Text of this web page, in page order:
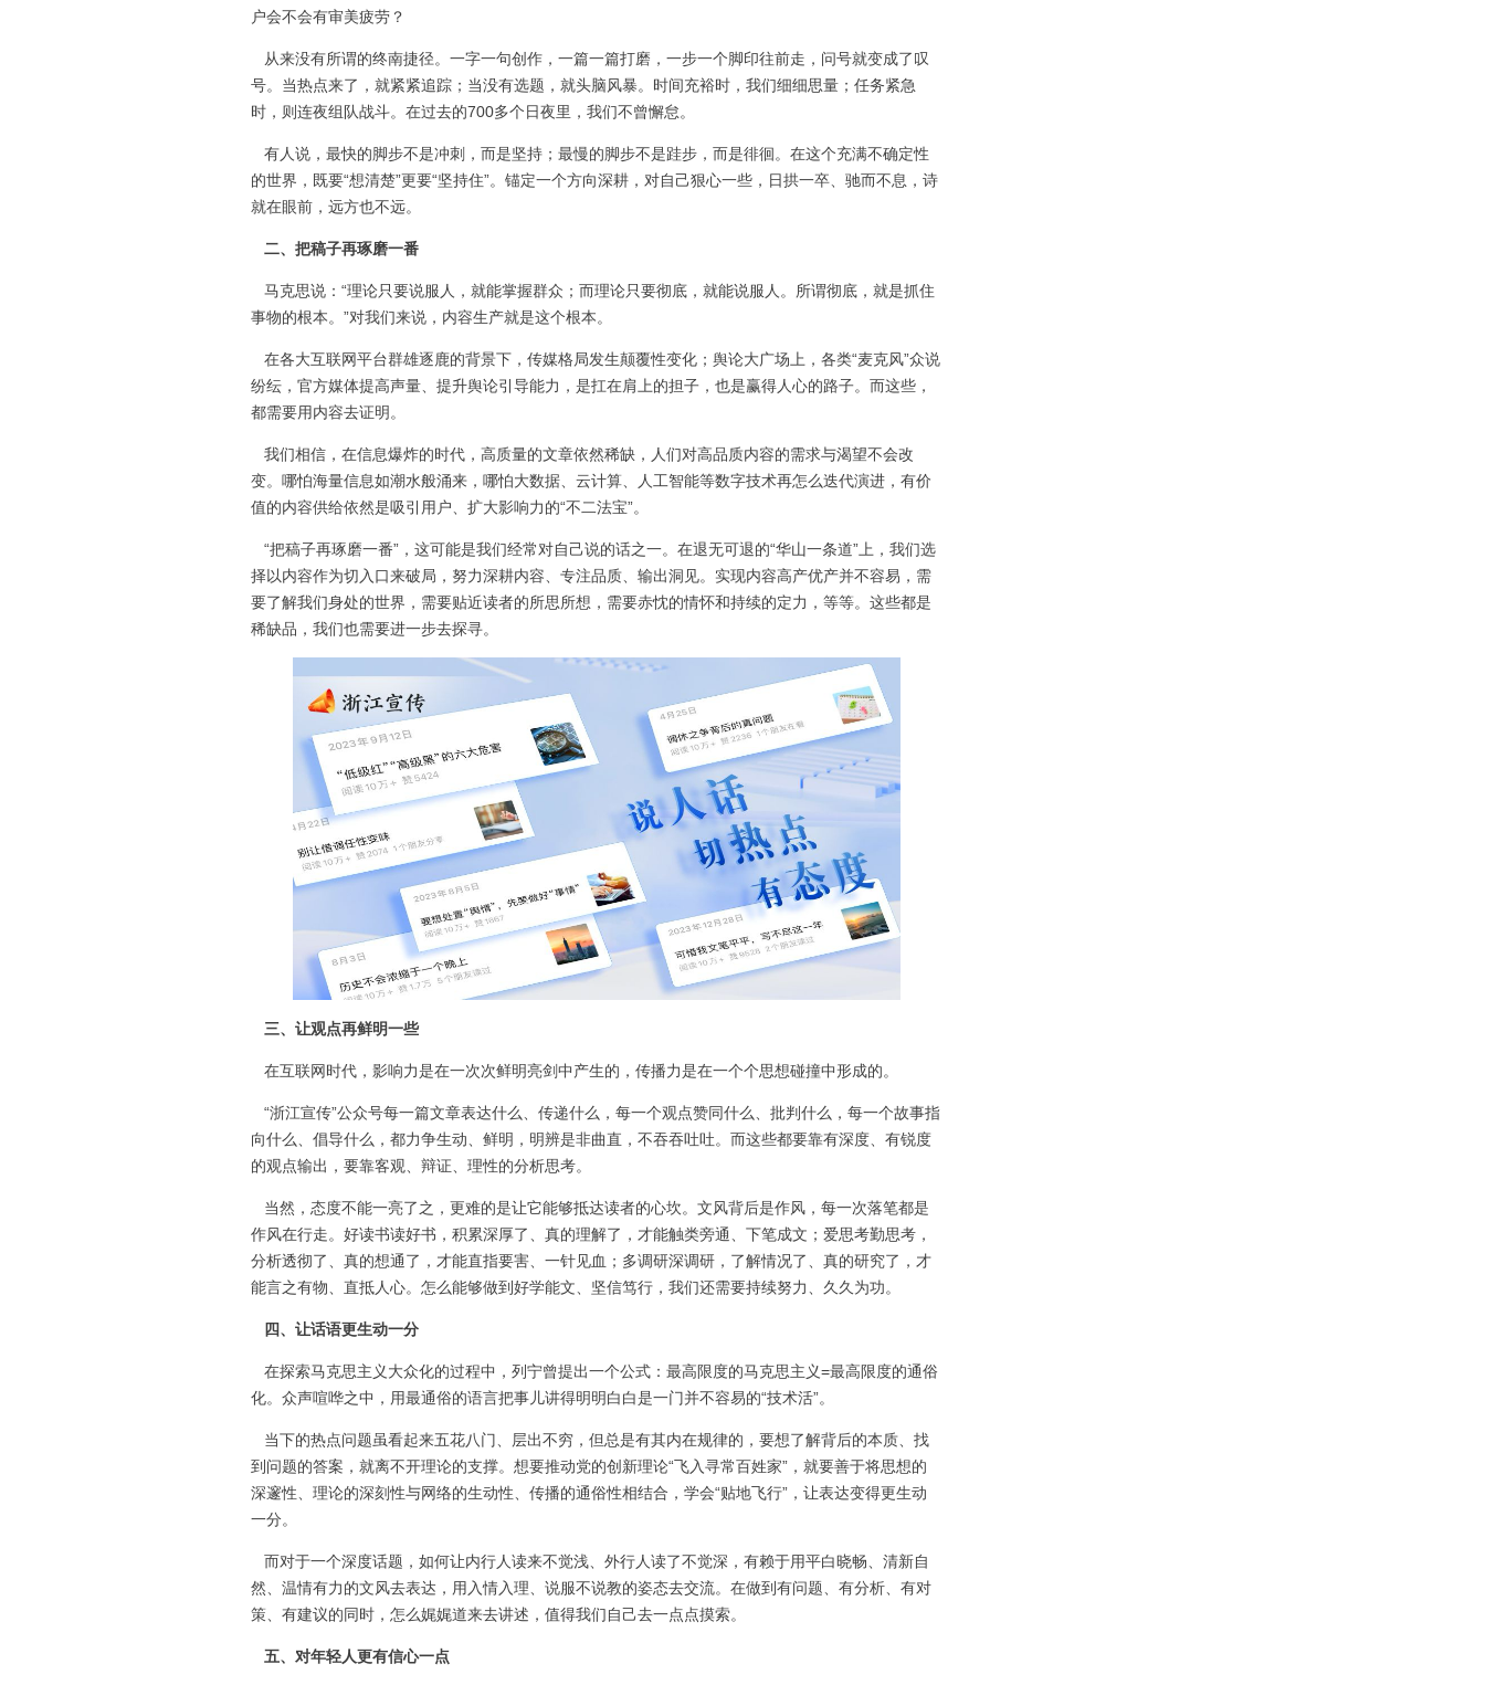
户会不会有审美疲劳？
从来没有所谓的终南捷径。一字一句创作，一篇一篇打磨，一步一个脚印往前走，问号就变成了叹
号。当热点来了，就紧紧追踪；当没有选题，就头脑风暴。时间充裕时，我们细细思量；任务紧急
时，则连夜组队战斗。在过去的700多个日夜里，我们不曾懈怠。
有人说，最快的脚步不是冲刺，而是坚持；最慢的脚步不是跬步，而是徘徊。在这个充满不确定性
的世界，既要“想清楚”更要“坚持住”。锚定一个方向深耕，对自己狠心一些，日拱一卒、驰而不息，诗
就在眼前，远方也不远。
二、把稿子再琢磨一番
马克思说：“理论只要说服人，就能掌握群众；而理论只要彻底，就能说服人。所谓彻底，就是抓住
事物的根本。”对我们来说，内容生产就是这个根本。
在各大互联网平台群雄逐鹿的背景下，传媒格局发生颠覆性变化；舆论大广场上，各类“麦克风”众说
纷纭，官方媒体提高声量、提升舆论引导能力，是扛在肩上的担子，也是赢得人心的路子。而这些，
都需要用内容去证明。
我们相信，在信息爆炸的时代，高质量的文章依然稀缺，人们对高品质内容的需求与渴望不会改
变。哪怕海量信息如潮水般涌来，哪怕大数据、云计算、人工智能等数字技术再怎么迭代演进，有价
值的内容供给依然是吸引用户、扩大影响力的“不二法宝”。
“把稿子再琢磨一番”，这可能是我们经常对自己说的话之一。在退无可退的“华山一条道”上，我们选
择以内容作为切入口来破局，努力深耕内容、专注品质、输出洞见。实现内容高产优产并不容易，需
要了解我们身处的世界，需要贴近读者的所思所想，需要赤忱的情怀和持续的定力，等等。这些都是
稀缺品，我们也需要进一步去探寻。
三、让观点再鲜明一些
在互联网时代，影响力是在一次次鲜明亮剑中产生的，传播力是在一个个思想碰撞中形成的。
“浙江宣传”公众号每一篇文章表达什么、传递什么，每一个观点赞同什么、批判什么，每一个故事指
向什么、倡导什么，都力争生动、鲜明，明辨是非曲直，不吞吞吐吐。而这些都要靠有深度、有锐度
的观点输出，要靠客观、辩证、理性的分析思考。
当然，态度不能一亮了之，更难的是让它能够抵达读者的心坎。文风背后是作风，每一次落笔都是
作风在行走。好读书读好书，积累深厚了、真的理解了，才能触类旁通、下笔成文；爱思考勤思考，
分析透彻了、真的想通了，才能直指要害、一针见血；多调研深调研，了解情况了、真的研究了，才
能言之有物、直抵人心。怎么能够做到好学能文、坚信笃行，我们还需要持续努力、久久为功。
四、让话语更生动一分
在探索马克思主义大众化的过程中，列宁曾提出一个公式：最高限度的马克思主义=最高限度的通俗
化。众声喧哗之中，用最通俗的语言把事儿讲得明明白白是一门并不容易的“技术活”。
当下的热点问题虽看起来五花八门、层出不穷，但总是有其内在规律的，要想了解背后的本质、找
到问题的答案，就离不开理论的支撑。想要推动党的创新理论“飞入寻常百姓家”，就要善于将思想的
深邃性、理论的深刻性与网络的生动性、传播的通俗性相结合，学会“贴地飞行”，让表达变得更生动
一分。
而对于一个深度话题，如何让内行人读来不觉浅、外行人读了不觉深，有赖于用平白晓畅、清新自
然、温情有力的文风去表达，用入情入理、说服不说教的姿态去交流。在做到有问题、有分析、有对
策、有建议的同时，怎么娓娓道来去讲述，值得我们自己去一点点摸索。
五、对年轻人更有信心一点